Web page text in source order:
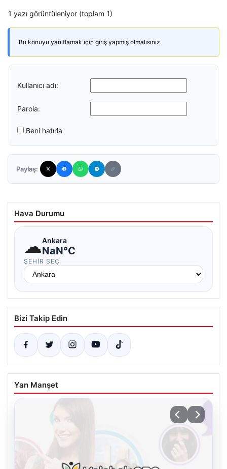
1 yazı görüntüleniyor (toplam 1)
Bu konuyu yanıtlamak için giriş yapmış olmalısınız.
Kullanıcı adı:
Parola:
Beni hatırla
Paylaş:
Hava Durumu
☁Ankara
NaN°C
ŞEHIR SEÇ
Bizi Takip Edin
Yan Manşet